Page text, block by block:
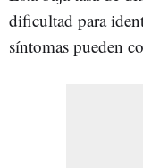
dificultad para
síntomas pueden